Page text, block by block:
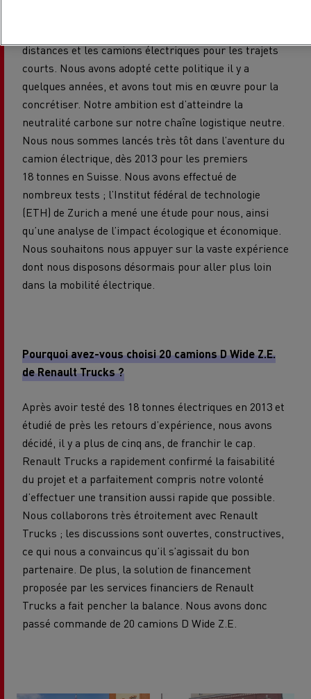
distances et les camions électriques pour les trajets
courts. Nous avons adopté cette politique il y a
quelques années, et avons tout mis en œuvre pour la
concrétiser. Notre ambition est d’atteindre la
neutralité carbone sur notre chaîne logistique neutre.
Nous nous sommes lancés très tôt dans l’aventure du
camion électrique, dès 2013 pour les premiers
18 tonnes en Suisse. Nous avons effectué de
nombreux tests ; l’Institut fédéral de technologie
(ETH) de Zurich a mené une étude pour nous, ainsi
qu’une analyse de l’impact écologique et économique.
Nous souhaitons nous appuyer sur la vaste expérience
dont nous disposons désormais pour aller plus loin
dans la mobilité électrique.
Pourquoi avez-vous choisi 20 camions D Wide Z.E.
de Renault Trucks ?
Après avoir testé des 18 tonnes électriques en 2013 et
étudié de près les retours d’expérience, nous avons
décidé, il y a plus de cinq ans, de franchir le cap.
Renault Trucks a rapidement confirmé la faisabilité
du projet et a parfaitement compris notre volonté
d’effectuer une transition aussi rapide que possible.
Nous collaborons très étroitement avec Renault
Trucks ; les discussions sont ouvertes, constructives,
ce qui nous a convaincus qu’il s’agissait du bon
partenaire. De plus, la solution de financement
proposée par les services financiers de Renault
Trucks a fait pencher la balance. Nous avons donc
passé commande de 20 camions D Wide Z.E.